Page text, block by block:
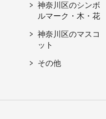
神奈川区のシンボ
ルマーク・木・花
神奈川区のマスコ
ット
その他